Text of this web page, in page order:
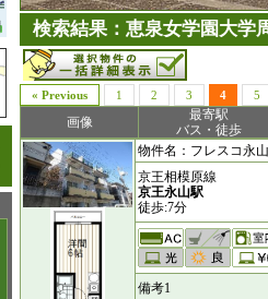
検索結果：恵泉女学園大学
« Previous 1 2 3 4 5
画像
最寄駅
バス・徒歩
物件名：フレスコ永
京王相模原線
京王永山駅
徒歩:7分
備考1